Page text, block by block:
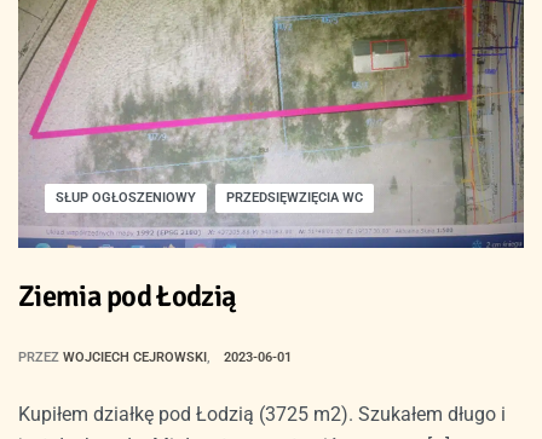
SŁUP OGŁOSZENIOWY PRZEDSIĘWZIĘCIA WC
Ziemia pod Łodzią
PRZEZ WOJCIECH CEJROWSKI 2023-06-01
Kupiłem działkę pod Łodzią (3725 m2). Szukałem długo i